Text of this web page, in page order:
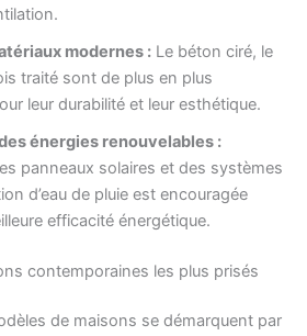
modernes :Le béton ciré, le
traité sont de plus en plus
leur durabilité et leur esthétique.
énergies renouvelables :
panneaux solaires et des systèmes
d’eau de pluie est encouragée
efficacité énergétique.
contemporaines les plus prisés
de maisons se démarquent par